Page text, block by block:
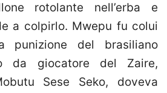
rotolante nell’erba e
a colpirlo. Mwepu fu colui
punizione del brasiliano
da giocatore del Zaire,
Sese Seko, doveva